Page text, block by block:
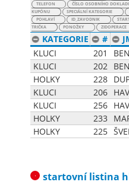
TELEFON
ČÍSLO OSOBNÍHO
KUPÓNU
SPECIÁLNÍ KATEGORIE
POHLAVÍ
ID_ZAVODNIK
TRIČKA
PONOŽKY ZIDOPERACE
KATEGORIE #
KLUCI
201
KLUCI
202
HOLKY
228
KLUCI
206
KLUCI
256
HOLKY
233
HOLKY
225
startovní listina